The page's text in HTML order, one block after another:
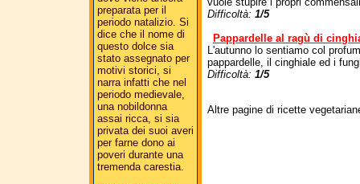
Difficoltà: 1/5
Pappardelle al ragù di
L'autunno lo sentiamo col
pappardelle, il cinghiale ed i
Difficoltà: 1/5
Altre pagine di ricette
preparata per il
periodo natalizio. Si
dice che il nome di
questo dolce sia
stato assegnato per
motivi storici, si
narra infatti che nel
periodo medievale,
una nobildonna
assai ricca, si sia
privata dei suoi averi
per farne dono ai
poveri durante una
tremenda carestia.